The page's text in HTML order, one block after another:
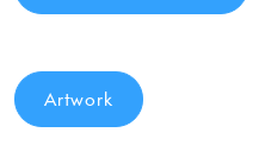
Artwork